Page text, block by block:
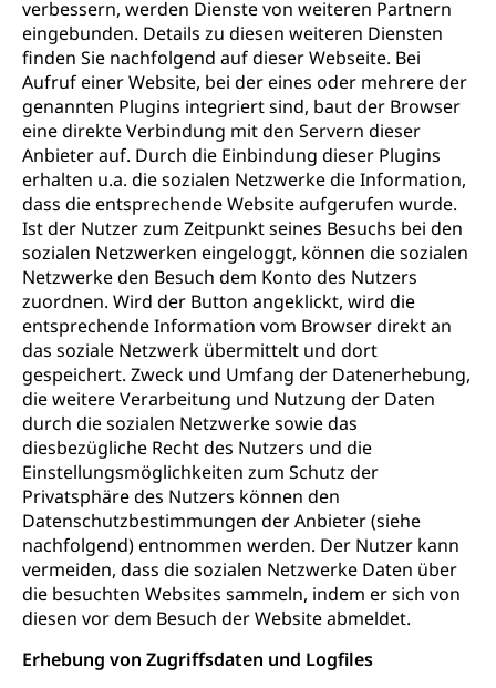
verbessern, werden Dienste von weiteren Partnern
eingebunden. Details zu diesen weiteren Diensten
finden Sie nachfolgend auf dieser Webseite. Bei
Aufruf einer Website, bei der eines oder mehrere der
genannten Plugins integriert sind, baut der Browser
eine direkte Verbindung mit den Servern dieser
Anbieter auf. Durch die Einbindung dieser Plugins
erhalten u.a. die sozialen Netzwerke die Information,
dass die entsprechende Website aufgerufen wurde.
Ist der Nutzer zum Zeitpunkt seines Besuchs bei den
sozialen Netzwerken eingeloggt, können die sozialen
Netzwerke den Besuch dem Konto des Nutzers
zuordnen. Wird der Button angeklickt, wird die
entsprechende Information vom Browser direkt an
das soziale Netzwerk übermittelt und dort
gespeichert. Zweck und Umfang der Datenerhebung,
die weitere Verarbeitung und Nutzung der Daten
durch die sozialen Netzwerke sowie das
diesbezügliche Recht des Nutzers und die
Einstellungsmöglichkeiten zum Schutz der
Privatsphäre des Nutzers können den
Datenschutzbestimmungen der Anbieter (siehe
nachfolgend) entnommen werden. Der Nutzer kann
vermeiden, dass die sozialen Netzwerke Daten über
die besuchten Websites sammeln, indem er sich von
diesen vor dem Besuch der Website abmeldet.
Erhebung von Zugriffsdaten und Logfiles